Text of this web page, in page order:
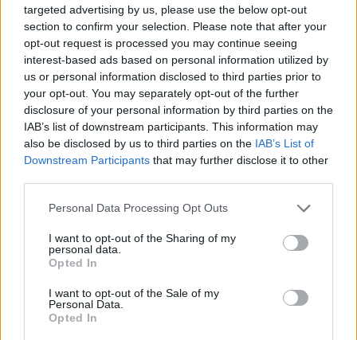
targeted advertising by us, please use the below opt-out
section to confirm your selection. Please note that after your
opt-out request is processed you may continue seeing
interest-based ads based on personal information utilized by
us or personal information disclosed to third parties prior to
your opt-out. You may separately opt-out of the further
disclosure of your personal information by third parties on the
IAB’s list of downstream participants. This information may
also be disclosed by us to third parties on the IAB’s List of
Downstream Participants that may further disclose it to other
Personal Data Processing Opt Outs
I want to opt-out of the Sharing of my
personal data.
Opted In
I want to opt-out of the Sale of my
Personal Data.
Opted In
ΟΙΚΟΝΟΜΙΑ
02.06.2026 14:00
ΝΙΚΟΣ ΦΟΡΤΟΥΝΗΣ
Τουρισμός: Σε τροχιά νέου ρεκόρ η
φετινή χρονιά - Δυναμικό ξεκίνημα με
Εγγραφή στο newsletter
Αποδέχομαι τους
και την πολιτική απορρήτου